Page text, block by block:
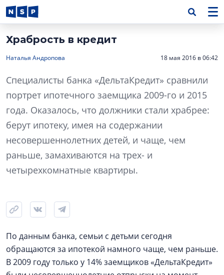
Храбрость в кредит
Наталья Андропова 18 мая 2016 в 06:42
Специалисты банка «ДельтаКредит» сравнили
портрет ипотечного заемщика 2009-го и 2015
года. Оказалось, что должники стали храбрее:
берут ипотеку, имея на содержании
несовершеннолетних детей, и чаще, чем
раньше, замахиваются на трех- и
четырехкомнатные квартиры.
По данным банка, семьи с детьми сегодня
обращаются за ипотекой намного чаще, чем раньше.
В 2009 году только у 14% заемщиков «ДельтаКредит»